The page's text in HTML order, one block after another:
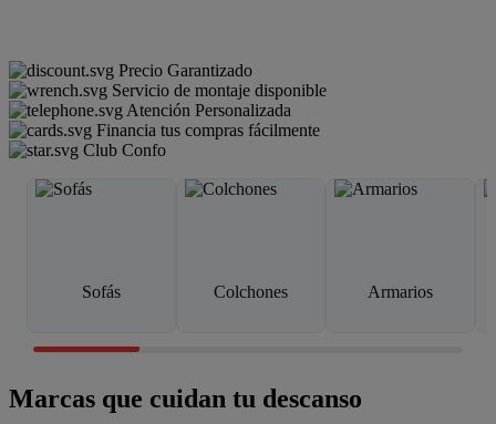
Precio Garantizado
Servicio de montaje disponible
Atención Personalizada
Financia tus compras fácilmente
Club Confo
Sofás Colchones Armarios
Marcas que cuidan tu descanso